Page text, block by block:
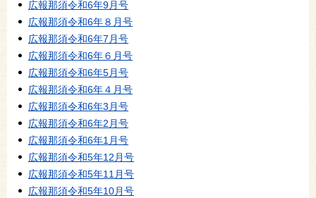
広報那須令和6年9月号
広報那須令和6年８月号
広報那須令和6年7月号
広報那須令和6年６月号
広報那須令和6年5月号
広報那須令和6年４月号
広報那須令和6年3月号
広報那須令和6年2月号
広報那須令和6年1月号
広報那須令和5年12月号
広報那須令和5年11月号
広報那須令和5年10月号